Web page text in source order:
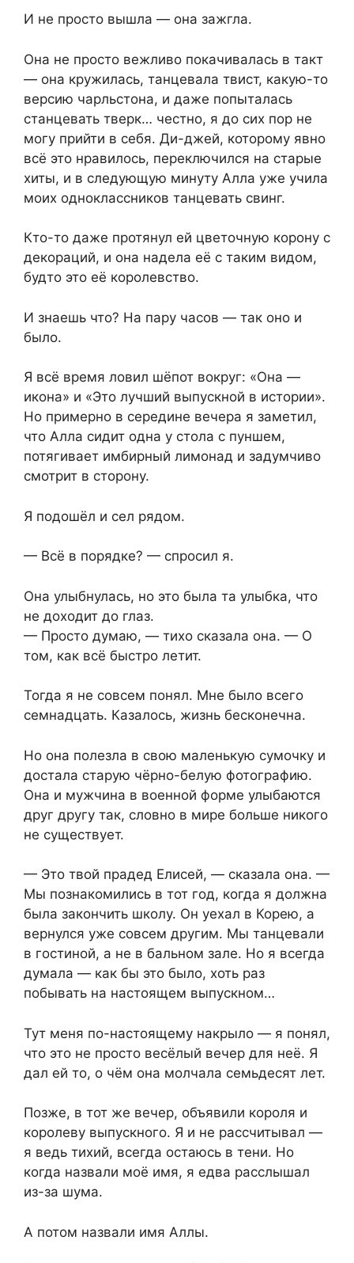
И не просто вышла — она зажгла.
Она не просто вежливо покачивалась в такт
— она кружилась, танцевала твист, какую-то
версию чарльстона, и даже попыталась
станцевать тверк… честно, я до сих пор не
могу прийти в себя. Ди-джей, которому явно
всё это нравилось, переключился на старые
хиты, и в следующую минуту Алла уже учила
моих одноклассников танцевать свинг.
Кто-то даже протянул ей цветочную корону с
декораций, и она надела её с таким видом,
будто это её королевство.
И знаешь что? На пару часов — так оно и
было.
Я всё время ловил шёпот вокруг: «Она —
икона» и «Это лучший выпускной в истории».
Но примерно в середине вечера я заметил,
что Алла сидит одна у стола с пуншем,
потягивает имбирный лимонад и задумчиво
смотрит в сторону.
Я подошёл и сел рядом.
— Всё в порядке? — спросил я.
Она улыбнулась, но это была та улыбка, что
не доходит до глаз.
— Просто думаю, — тихо сказала она. — О
том, как всё быстро летит.
Тогда я не совсем понял. Мне было всего
семнадцать. Казалось, жизнь бесконечна.
Но она полезла в свою маленькую сумочку и
достала старую чёрно-белую фотографию.
Она и мужчина в военной форме улыбаются
друг другу так, словно в мире больше никого
не существует.
— Это твой прадед Елисей, — сказала она. —
Мы познакомились в тот год, когда я должна
была закончить школу. Он уехал в Корею, а
вернулся уже совсем другим. Мы танцевали
в гостиной, а не в бальном зале. Но я всегда
думала — как бы это было, хоть раз
побывать на настоящем выпускном…
Тут меня по-настоящему накрыло — я понял,
что это не просто весёлый вечер для неё. Я
дал ей то, о чём она молчала семьдесят лет.
Позже, в тот же вечер, объявили короля и
королеву выпускного. Я и не рассчитывал —
я ведь тихий, всегда остаюсь в тени. Но
когда назвали моё имя, я едва расслышал
из-за шума.
А потом назвали имя Аллы.